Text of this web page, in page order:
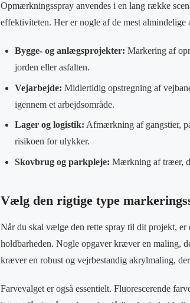
Opmærkningsspray anvendes i en lang række
effektiviteten. Her er nogle af de mest almindelige
Bygge- og anlægsprojekter: Markering af
jorden eller asfalten.
Vejarbejde: Midlertidig opstregning af
igennem et arbejdsområde.
Lager og logistik: Afmærkning af gangstier,
risikoen for ulykker.
Skovbrug og parkpleje: Mærkning af træer,
Vælg den rigtige type
Når du skal vælge den rette spray til dit projekt,
holdbarheden. Nogle opgaver kræver en maling,
kræver en robust og vejrbestandig akrylmaling,
Farvevalget er også essentielt. Fluorescerende